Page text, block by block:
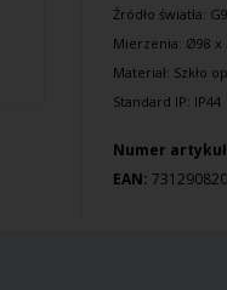
Źródło światła:
Mierzenia: Ø98 x
Materiał: Szkło
Standard IP: IP44
Numer
EAN: